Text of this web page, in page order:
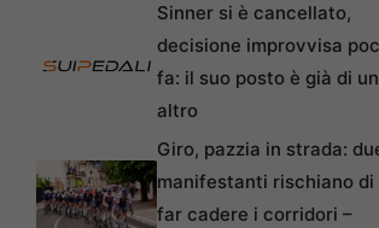
Sinner si è cancellato,
decisione improvvisa
fa: il suo posto è già di un
altro
Giro, pazzia in strada:
manifestanti rischiano di
far cadere i corridori –